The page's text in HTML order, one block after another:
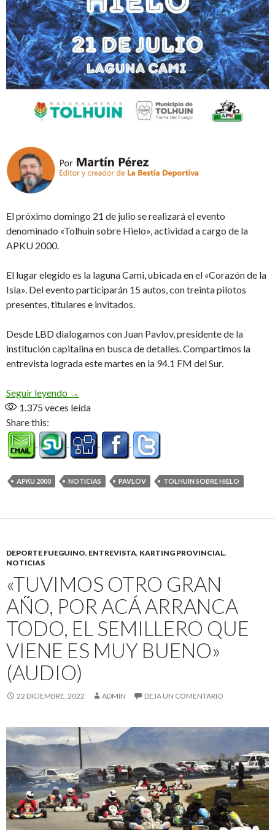
El próximo domingo 21 de julio se realizará el evento
denominado «Tolhuin sobre Hielo», actividad a cargo de la
APKU 2000.
El lugar elegido es la laguna Cami, ubicada en el «Corazón de la
Isla». Del evento participarán 15 autos, con treinta pilotos
presentes, titulares e invitados.
Desde LBD dialogamos con Juan Pavlov, presidente de la
institución capitalina en busca de detalles. Compartimos la
entrevista lograda este martes en la 94.1 FM del Sur.
Seguir leyendo «Va a ser una exhibición con Cajeros 4 Tiempos»
→
1.375 veces leída
Share this:
APKU 2000 NOTICIAS PAVLOV TOLHUIN SOBRE HIELO
DEPORTE FUEGUINO, ENTREVISTA, KARTING PROVINCIAL,
NOTICIAS
«TUVIMOS OTRO GRAN
AÑO, POR ACÁ ARRANCA
TODO, EL SEMILLERO QUE
VIENE ES MUY BUENO»
(AUDIO)
22 DICIEMBRE, 2022 ADMIN DEJA UN COMENTARIO